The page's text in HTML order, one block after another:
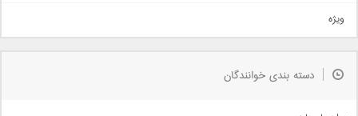
دمو
مذهبی
جدیدترین ها
ویژه
دسته بندی خوانندگان